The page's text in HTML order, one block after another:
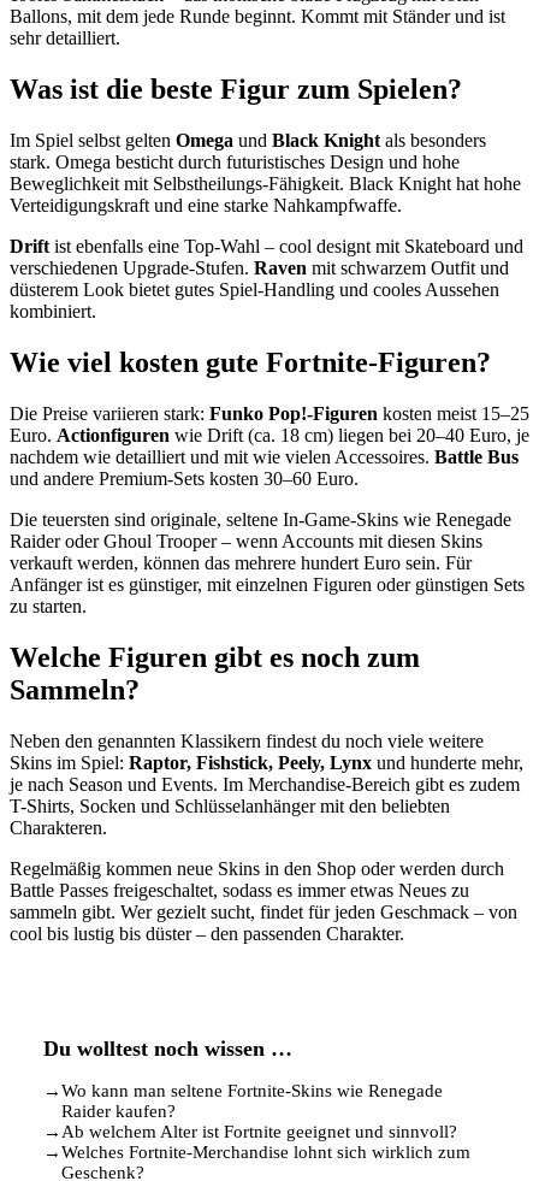
Ballons, mit dem jede Runde beginnt. Kommt mit Ständer und ist
sehr detailliert.
Was ist die beste Figur zum Spielen?
Im Spiel selbst gelten Omega und Black Knight als besonders
stark. Omega besticht durch futuristisches Design und hohe
Beweglichkeit mit Selbstheilungs-Fähigkeit. Black Knight hat hohe
Verteidigungskraft und eine starke Nahkampfwaffe.
Drift ist ebenfalls eine Top-Wahl – cool designt mit Skateboard und
verschiedenen Upgrade-Stufen. Raven mit schwarzem Outfit und
düsterem Look bietet gutes Spiel-Handling und cooles Aussehen
kombiniert.
Wie viel kosten gute Fortnite-Figuren?
Die Preise variieren stark: Funko Pop!-Figuren kosten meist 15–25
Euro. Actionfiguren wie Drift (ca. 18 cm) liegen bei 20–40 Euro, je
nachdem wie detailliert und mit wie vielen Accessoires. Battle Bus
und andere Premium-Sets kosten 30–60 Euro.
Die teuersten sind originale, seltene In-Game-Skins wie Renegade
Raider oder Ghoul Trooper – wenn Accounts mit diesen Skins
verkauft werden, können das mehrere hundert Euro sein. Für
Anfänger ist es günstiger, mit einzelnen Figuren oder günstigen Sets
zu starten.
Welche Figuren gibt es noch zum
Sammeln?
Neben den genannten Klassikern findest du noch viele weitere
Skins im Spiel: Raptor, Fishstick, Peely, Lynx und hunderte mehr,
je nach Season und Events. Im Merchandise-Bereich gibt es zudem
T-Shirts, Socken und Schlüsselanhänger mit den beliebten
Charakteren.
Regelmäßig kommen neue Skins in den Shop oder werden durch
Battle Passes freigeschaltet, sodass es immer etwas Neues zu
sammeln gibt. Wer gezielt sucht, findet für jeden Geschmack – von
cool bis lustig bis düster – den passenden Charakter.
Du wolltest noch wissen …
→Wo kann man seltene Fortnite-Skins wie Renegade
Raider kaufen?
→ Ab welchem Alter ist Fortnite geeignet und sinnvoll?
→Welches Fortnite-Merchandise lohnt sich wirklich zum
Geschenk?